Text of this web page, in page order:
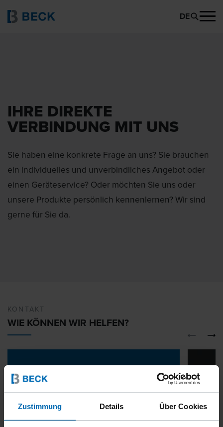
Zustimmung Details Über Cookies
DE
IHRE DIREKTE
VERBINDUNG MIT UNS
Sie haben eine konkrete Frage an uns? Sie brauchen
ein individuelles und unverbindliches Angebot oder
einen Geräteservice? Oder möchten Sie uns oder
unsere Produkte persönlich kennenlernen? Wir sind
gerne für Sie da.
KONTAKT
WIE KÖNNEN WIR HELFEN?